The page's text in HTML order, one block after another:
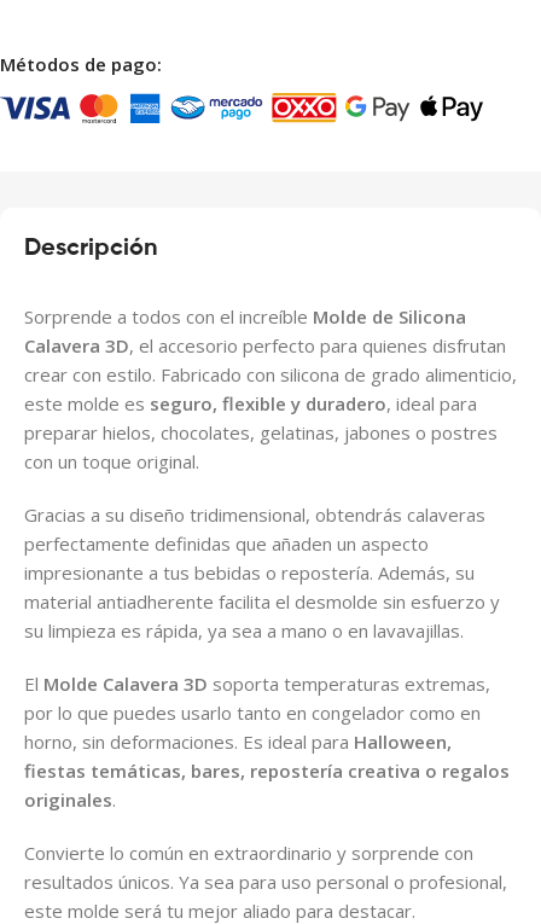
Métodos de pago:
Descripción
Sorprende a todos con el increíble Molde de Silicona
Calavera 3D, el accesorio perfecto para quienes disfrutan
crear con estilo. Fabricado con silicona de grado alimenticio,
este molde es seguro, flexible y duradero, ideal para
preparar hielos, chocolates, gelatinas, jabones o postres
con un toque original.
Gracias a su diseño tridimensional, obtendrás calaveras
perfectamente definidas que añaden un aspecto
impresionante a tus bebidas o repostería. Además, su
material antiadherente facilita el desmolde sin esfuerzo y
su limpieza es rápida, ya sea a mano o en lavavajillas.
El Molde Calavera 3D soporta temperaturas extremas,
por lo que puedes usarlo tanto en congelador como en
horno, sin deformaciones. Es ideal para Halloween,
fiestas temáticas, bares, repostería creativa o regalos
originales.
Convierte lo común en extraordinario y sorprende con
resultados únicos. Ya sea para uso personal o profesional,
este molde será tu mejor aliado para destacar.